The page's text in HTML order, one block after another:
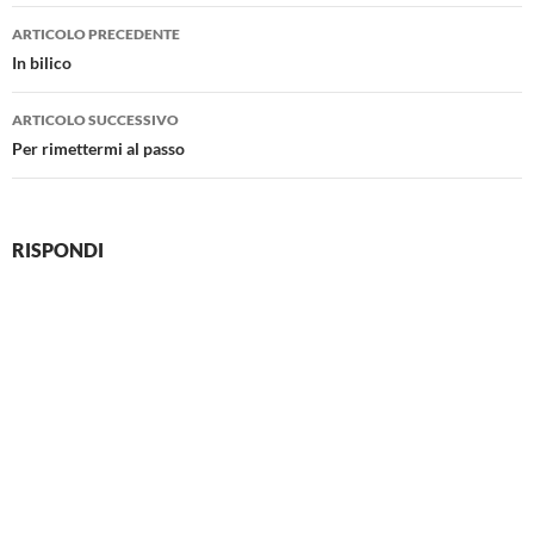
Navigazione
articolo
ARTICOLO PRECEDENTE
In bilico
ARTICOLO SUCCESSIVO
Per rimettermi al passo
RISPONDI